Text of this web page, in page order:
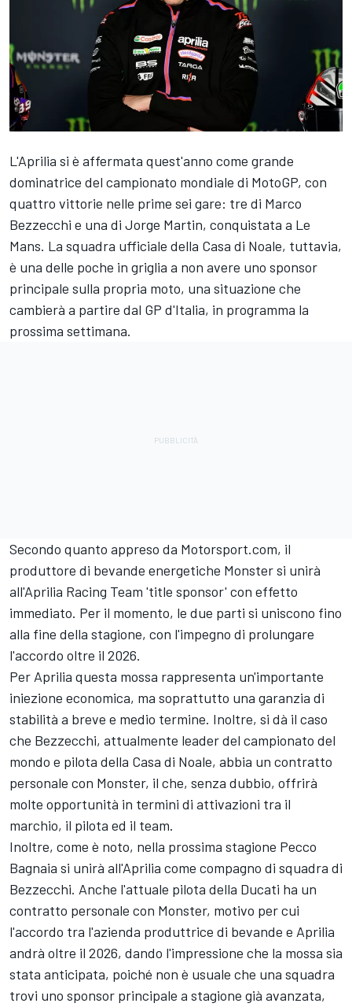
L'Aprilia si è affermata quest'anno come grande
dominatrice del campionato mondiale di MotoGP, con
quattro vittorie nelle prime sei gare: tre di Marco
Bezzecchi e una di Jorge Martin, conquistata a Le
Mans. La squadra ufficiale della Casa di Noale, tuttavia,
è una delle poche in griglia a non avere uno sponsor
principale sulla propria moto, una situazione che
cambierà a partire dal GP d'Italia, in programma la
prossima settimana.
Secondo quanto appreso da Motorsport.com, il
produttore di bevande energetiche Monster si unirà
all'Aprilia Racing Team 'title sponsor' con effetto
immediato. Per il momento, le due parti si uniscono fino
alla fine della stagione, con l'impegno di prolungare
l'accordo oltre il 2026.
Per Aprilia questa mossa rappresenta un'importante
iniezione economica, ma soprattutto una garanzia di
stabilità a breve e medio termine. Inoltre, si dà il caso
che Bezzecchi, attualmente leader del campionato del
mondo e pilota della Casa di Noale, abbia un contratto
personale con Monster, il che, senza dubbio, offrirà
molte opportunità in termini di attivazioni tra il
marchio, il pilota ed il team.
Inoltre, come è noto, nella prossima stagione Pecco
Bagnaia si unirà all'Aprilia come compagno di squadra di
Bezzecchi. Anche l'attuale pilota della Ducati ha un
contratto personale con Monster, motivo per cui
l'accordo tra l'azienda produttrice di bevande e Aprilia
andrà oltre il 2026, dando l'impressione che la mossa sia
stata anticipata, poiché non è usuale che una squadra
trovi uno sponsor principale a stagione già avanzata,